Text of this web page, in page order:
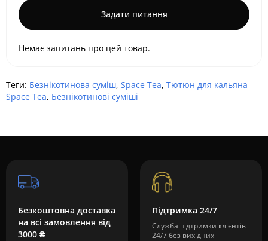
Задати питання
Немає запитань про цей товар.
Теги: Безнікотинова суміш, Space Tea, Тютюн для кальяна
Space Tea, Безнікотинові суміші
Безкоштовна доставка
на всі замовлення від
3000 ₴
Підтримка 24/7
Служба підтримки клієнтів
24/7 без вихідних